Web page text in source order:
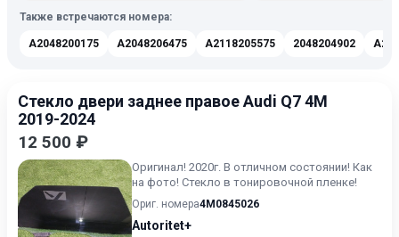
Также встречаются номера:
A2048200175 A2048206475 A2118205575 2048204902
Стекло двери заднее правое Audi Q7 4M
2019-2024
12 500 ₽
Оригинал! 2020г. В отличном состоянии! Как
на фото! Стекло в тонировочной пленке!
Ориг. номера4M0845026
Autoritet+